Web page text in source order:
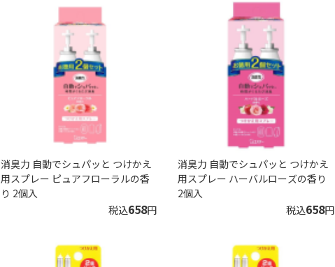
消臭力 自動でシュパッと つけかえ
用スプレー ピュアフローラルの香
り 2個入
税込658円
消臭力 自動でシュパッと つけかえ
用スプレー ハーバルローズの香り
2個入
税込658円